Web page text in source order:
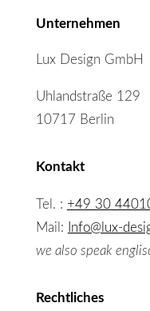
Unternehmen
Lux Design GmbH
Uhlandstraße 129
10717 Berlin
Kontakt
Tel. : +49 30
Mail:
Info@lux-
we also speak
Rechtliches